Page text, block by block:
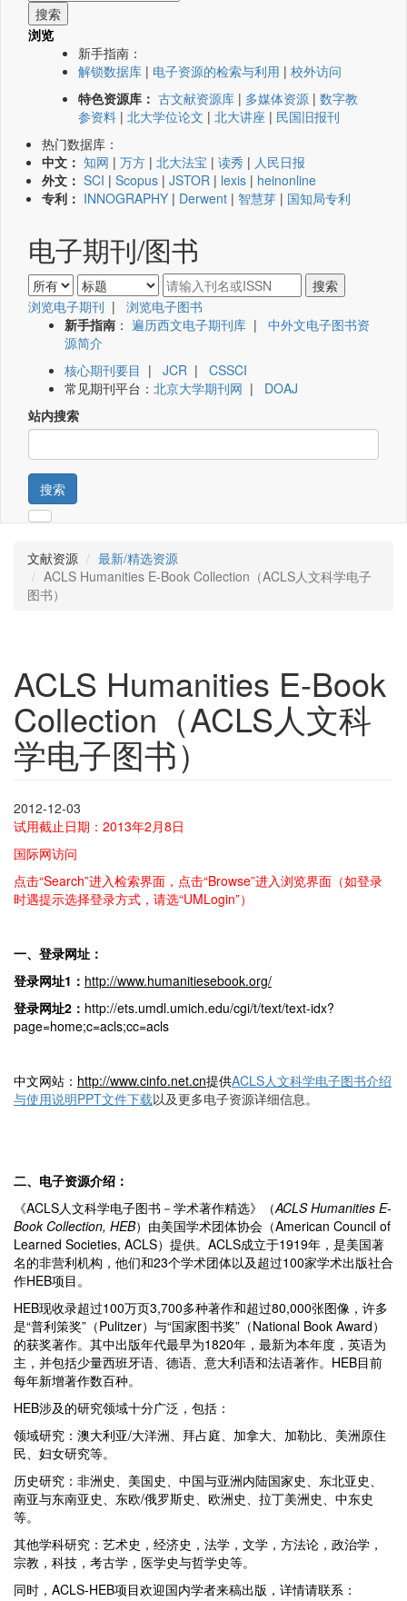
浏览
新手指南：
解锁数据库 | 电子资源的检索与利用 | 校外访问
特色资源库： 古文献资源库 | 多媒体资源 | 数字教
参资料 | 北大学位论文 | 北大讲座 | 民国旧报刊
热门数据库：
中文： 知网 | 万方 | 北大法宝 | 读秀 | 人民日报
外文： SCI | Scopus | JSTOR | lexis | heinonline
专利： INNOGRAPHY | Derwent | 智慧芽 | 国知局专利
电子期刊/图书
浏览电子期刊 | 浏览电子图书
新手指南 ： 遍历西文电子期刊库 | 中外文电子图书资
源简介
核心期刊要目 | JCR | CSSCI
常见期刊平台： 北京大学期刊网 | DOAJ
站内搜索
搜索
文献资源
最新/精选资源
ACLS Humanities E-Book Collection（ACLS人文科学电子
图书）
ACLS Humanities E-Book
Collection（ACLS人文科
学电子图书）
2012-12-03
试用截止日期：2013年2月8日
国际网访问
点击“Search”进入检索界面，点击“Browse”进入浏览界面（如登录
时遇提示选择登录方式，请选“UMLogin”）
一、登录网址：
登录网址1 ： http://www.humanitiesebook.org/
登录网址2 ： http://ets.umdl.umich.edu/cgi/t/text/text-idx?
page=home;c=acls;cc=acls
中文网站： http://www.cinfo.net.cn提供ACLS人文科学电子图书介绍
与使用说明PPT文件下载以及更多电子资源详细信息。
二、电子资源介绍：
《ACLS人文科学电子图书－学术著作精选》（ACLS Humanities E-
Book Collection, HEB）由美国学术团体协会（American Council of
Learned Societies, ACLS）提供。ACLS成立于1919年，是美国著
名的非营利机构，他们和23个学术团体以及超过100家学术出版社合
作HEB项目。
HEB现收录超过100万页3,700多种著作和超过80,000张图像，许多
是“普利策奖”（Pulitzer）与“国家图书奖”（National Book Award）
的获奖著作。其中出版年代最早为1820年，最新为本年度，英语为
主，并包括少量西班牙语、德语、意大利语和法语著作。HEB目前
每年新增著作数百种。
HEB涉及的研究领域十分广泛，包括：
领域研究：澳大利亚/大洋洲、拜占庭、加拿大、加勒比、美洲原住
民、妇女研究等。
历史研究：非洲史、美国史、中国与亚洲内陆国家史、东北亚史、
南亚与东南亚史、东欧/俄罗斯史、欧洲史、拉丁美洲史、中东史
等。
其他学科研究：艺术史，经济史，法学，文学，方法论，政治学，
宗教，科技，考古学，医学史与哲学史等。
同时，ACLS-HEB项目欢迎国内学者来稿出版，详情请联系：